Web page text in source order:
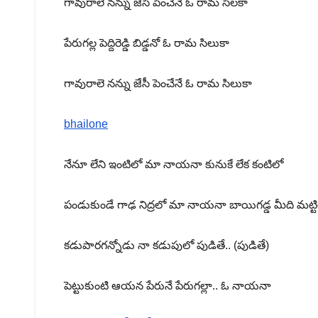
గావురాలె నన్ను జేసీ పెంచేనే ఓ రామ సిలకా
పేరుగల్ల పెద్దిరెడ్డి బిడ్డనో ఓ రామ సిలుకా
గావురాలె నన్ను జేసీ పెంచేనే ఓ రామ సిలుకా
bhailone
నేనూ లేని ఇంటిలో మా నాయనా కునుకే లేక కంటిలో
పండుకుండే గాఢ నిద్రలో మా నాయనా బాయిగడ్డ మీది
కడుపారగన్నోడు నా కడుపులో పుడితే.. (పుడితే)
పెట్టుకుంటి ఆయన పేరునే పేరుగల్లా.. ఓ నాయనా